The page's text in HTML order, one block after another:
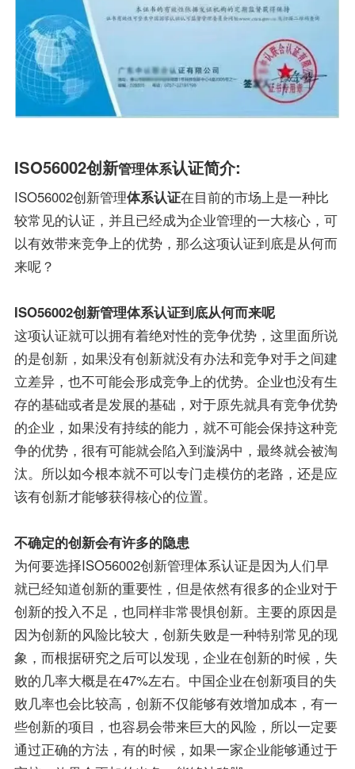
ISO56002创新管理体系认证简介:
ISO56002创新管理体系认证在目前的市场上是一种比
较常见的认证，并且已经成为企业管理的一大核心，可
以有效带来竞争上的优势，那么这项认证到底是从何而
来呢？
ISO56002创新管理体系认证到底从何而来呢
这项认证就可以拥有着绝对性的竞争优势，这里面所说
的是创新，如果没有创新就没有办法和竞争对手之间建
立差异，也不可能会形成竞争上的优势。企业也没有生
存的基础或者是发展的基础，对于原先就具有竞争优势
的企业，如果没有持续的能力，就不可能会保持这种竞
争的优势，很有可能就会陷入到漩涡中，最终就会被淘
汰。所以如今根本就不可以专门走模仿的老路，还是应
该有创新才能够获得核心的位置。
不确定的创新会有许多的隐患
为何要选择ISO56002创新管理体系认证是因为人们早
就已经知道创新的重要性，但是依然有很多的企业对于
创新的投入不足，也同样非常畏惧创新。主要的原因是
因为创新的风险比较大，创新失败是一种特别常见的现
象，而根据研究之后可以发现，企业在创新的时候，失
败的几率大概是在47%左右。中国企业在创新项目的失
败几率也会比较高，创新不仅能够有效增加成本，有一
些创新的项目，也容易会带来巨大的风险，所以一定要
通过正确的方法，有的时候，如果一家企业能够通过于